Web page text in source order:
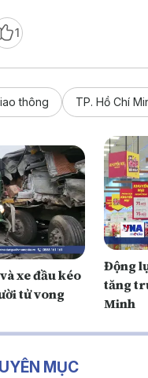
1
thông TP. Hồ Chí
xe đầu kéo
tử vong
Động
tăng
Minh
MỤC